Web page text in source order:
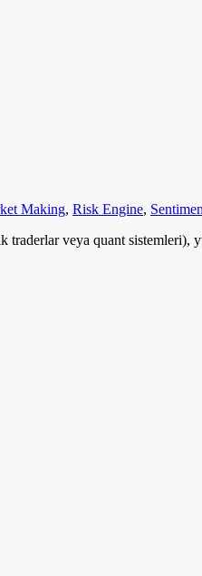
Making, Risk Engine,
veya quant sistemleri),